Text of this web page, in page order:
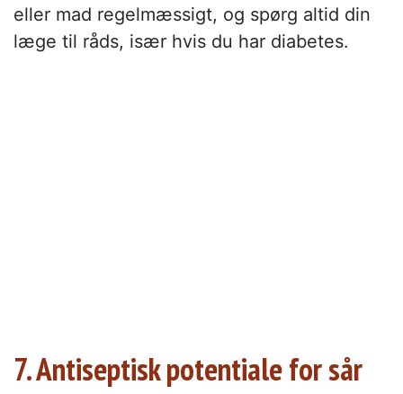
eller mad regelmæssigt, og spørg altid din
læge til råds, især hvis du har diabetes.
7. Antiseptisk potentiale for sår